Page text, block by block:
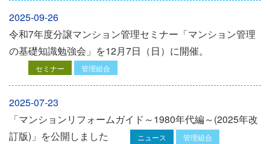
2025-09-26
令和7年度分譲マンション管理セミナー「マンション管理
の基礎知識勉強会」を12⽉7⽇（⽇）に開催。
セミナー 管理組合
2025-07-23
「マンションリフォームガイド～1980年代編～(2025年改
訂版)」を公開しました
ニュース 管理組合